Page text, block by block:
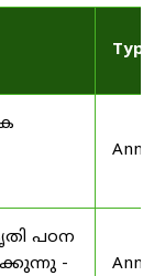
Type
പഠന
-